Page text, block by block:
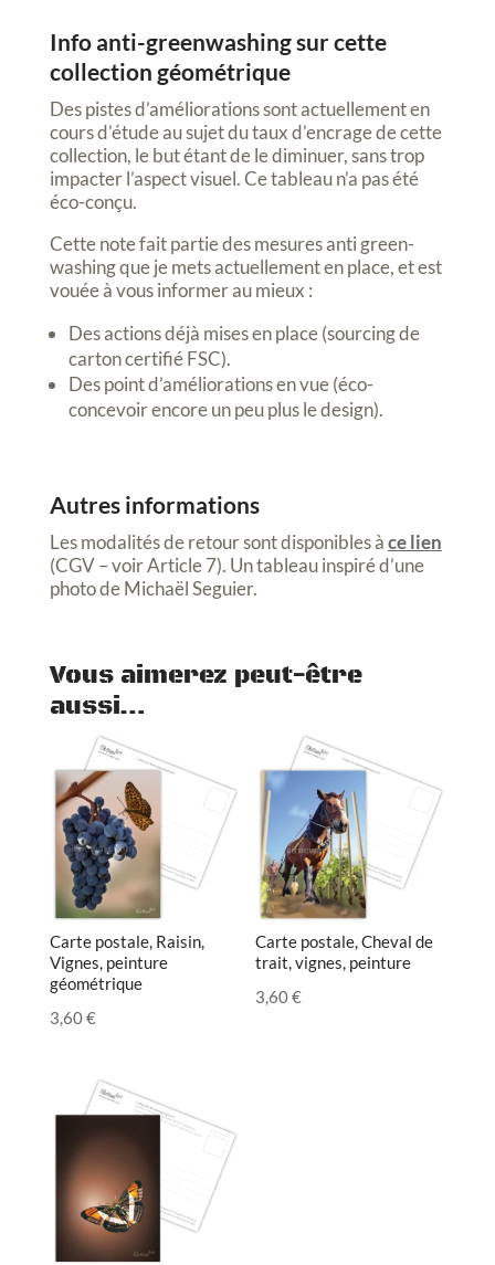
Info anti-greenwashing sur cette
collection géométrique
Des pistes d’améliorations sont actuellement en
cours d’étude au sujet du taux d’encrage de cette
collection, le but étant de le diminuer, sans trop
impacter l’aspect visuel. Ce tableau n’a pas été
éco-conçu.
Cette note fait partie des mesures anti green-
washing que je mets actuellement en place, et est
vouée à vous informer au mieux :
Des actions déjà mises en place (sourcing de
carton certifié FSC).
Des point d’améliorations en vue (éco-
concevoir encore un peu plus le design).
Autres informations
Les modalités de retour sont disponibles àce lien
(CGV – voir Article 7). Un tableau inspiré d’une
photo de Michaël Seguier.
Vous aimerez peut-être
aussi…
Carte postale, Raisin,
Vignes, peinture
géométrique
3,60€
Carte postale, Cheval de
trait, vignes, peinture
3,60€